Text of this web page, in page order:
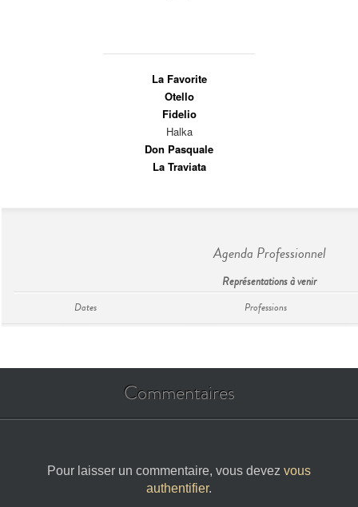
La Favorite
Otello
Fidelio
Halka
Don Pasquale
La Traviata
Agenda Professionnel
Représentations à venir
Dates Professions
Commentaires
Pour laisser un commentaire, vous devez vous
authentifier.